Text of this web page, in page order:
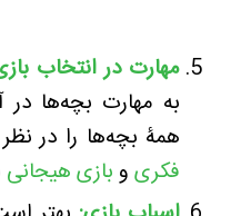
مهارت در انتخاب
به مهارت بچه‌ها در
همۀ بچه‌ها را در
فکریوبازی هیجانی